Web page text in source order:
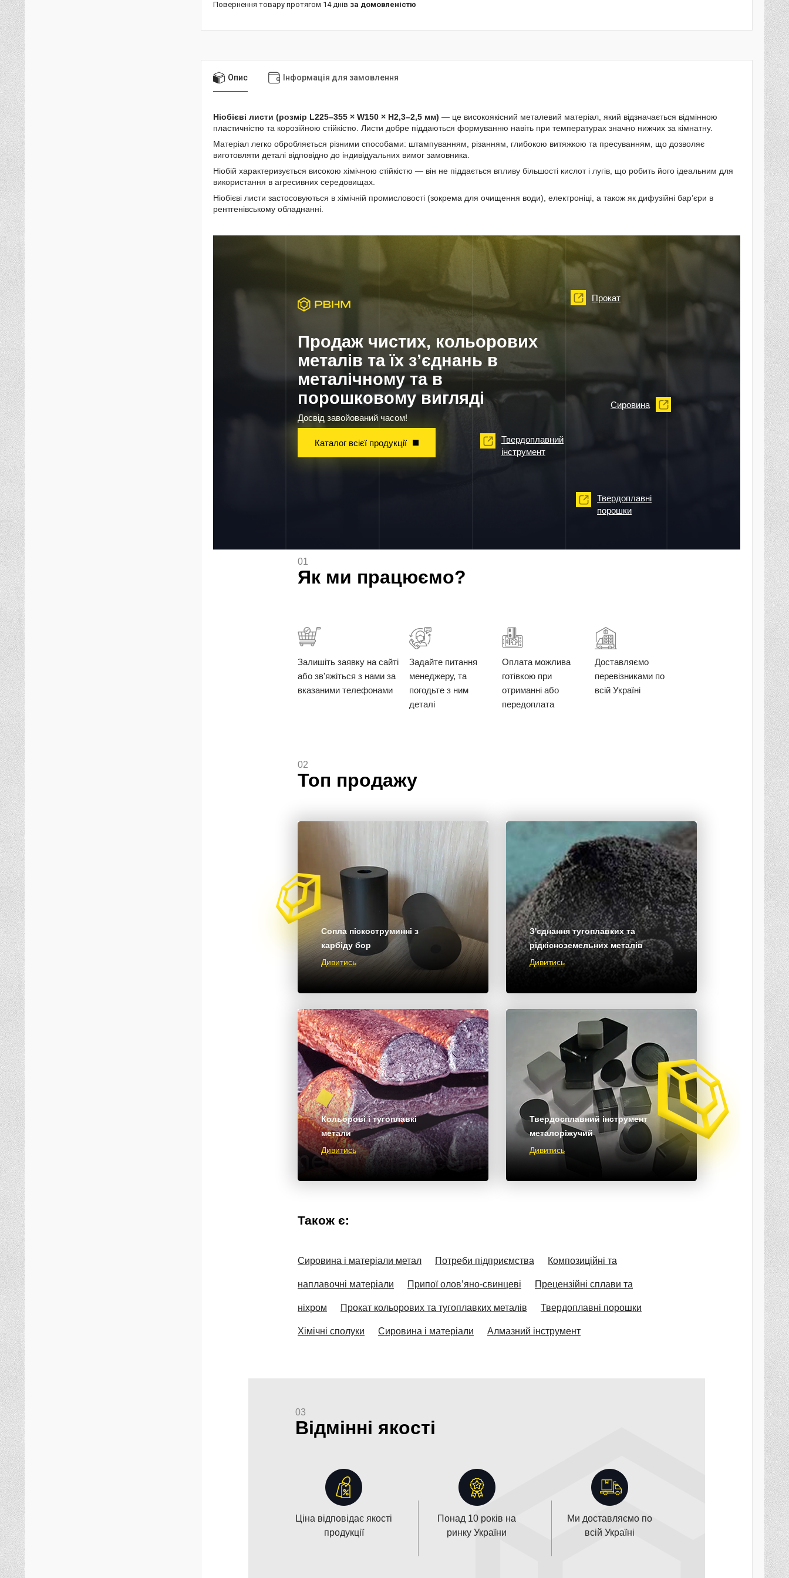
повернення товару протягом 14 днів за домовленістю
Опис Інформація для замовлення
Ніобієві листи (розмір L225–355 × W150 × H2,3–2,5 мм) — це високоякісний металевий матеріал, який відзначається відмінною
пластичністю та корозійною стійкістю. Листи добре піддаються формуванню навіть при температурах значно нижчих за кімнатну.
Матеріал легко обробляється різними способами: штампуванням, різанням, глибокою витяжкою та пресуванням, що дозволяє
виготовляти деталі відповідно до індивідуальних вимог замовника.
Ніобій характеризується високою хімічною стійкістю — він не піддається впливу більшості кислот і лугів, що робить його ідеальним для
використання в агресивних середовищах.
Ніобієві листи застосовуються в хімічній промисловості (зокрема для очищення води), електроніці, а також як дифузійні бар’єри в
рентгенівському обладнанні.
Продаж чистих, кольорових
металів та їх з’єднань в
металічному та в
порошковому вигляді
Досвід завойований часом!
Каталог всієї продукції
Прокат
Твердоплавний
інструмент
Сировина
Твердоплавні
порошки
01
Як ми працюємо?
Залишіть заявку на сайті
або зв'яжіться з нами за
вказаними телефонами
Задайте питання
менеджеру, та
погодьте з ним
деталі
Оплата можлива
готівкою при
отриманні або
передоплата
Доставляємо
перевізниками по
всій Україні
02
Топ продажу
Сопла піскоструминні з
карбіду бор
Дивитись
З'єднання тугоплавких та
рідкісноземельних металів
Дивитись
Кольорові і тугоплавкі
метали
Дивитись
Твердосплавний інструмент
металоріжучий
Дивитись
Також є:
Сировина і матеріали метал Потреби підприємства Композиційні та
наплавочні матеріали Припої олов’яно-свинцеві Прецензійні сплави та
ніхром Прокат кольорових та тугоплавких металів Твердоплавні порошки
Хімічні сполуки Сировина і матеріали Алмазний інструмент
03
Відмінні якості
Ціна відповідає якості
продукції
Понад 10 років на
ринку України
Ми доставляємо по
всій Україні